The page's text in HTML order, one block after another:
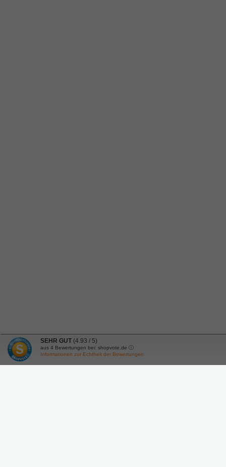
SEHR GUT (4.93 / 5)
aus 4 Bewertungen bei: shopvote.de ⓘ
Informationen zur Echtheit der Bewertungen